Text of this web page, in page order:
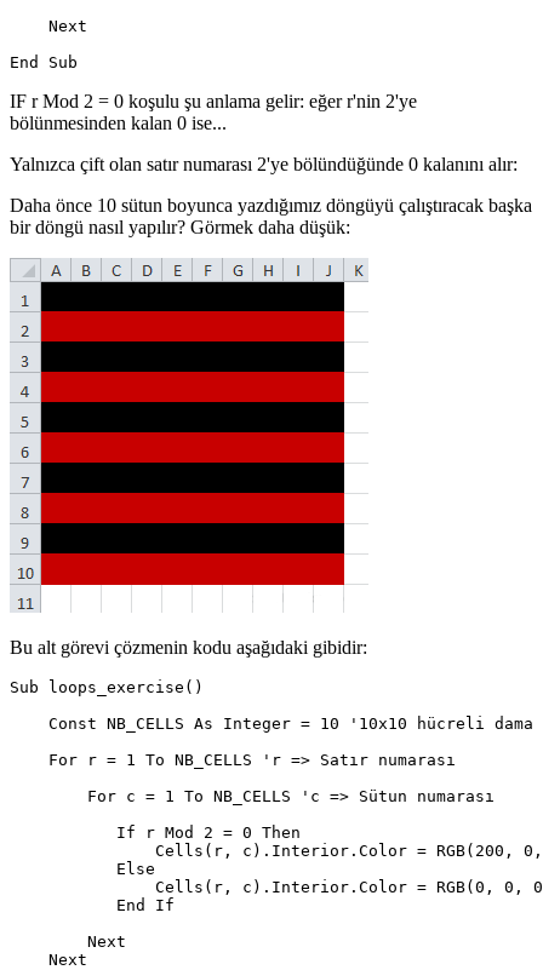
    Next
IF r Mod 2 = 0 koşulu şu anlama gelir: eğer r'nin 2'ye
bölünmesinden kalan 0 ise...
Yalnızca çift olan satır numarası 2'ye bölündüğünde 0 kalanını alır:
Daha önce 10 sütun boyunca yazdığımız döngüyü çalıştıracak başka
bir döngü nasıl yapılır? Görmek daha düşük:
Bu alt görevi çözmenin kodu aşağıdaki gibidir:
Sub loops_exercise()
Const NB_CELLS As Integer = 10 '10x10 hücreli dama
    For r = 1 To NB_CELLS 'r => Satır numarası
        For c = 1 To NB_CELLS 'c => Sütun numarası
           If r Mod 2 = 0 Then
Cells(r, c).Interior.Color = RGB(200,
           Else
Cells(r, c).Interior.Color = RGB(0, 0,
           End If
        Next
    Next